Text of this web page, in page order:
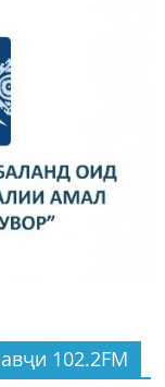
102.2FM